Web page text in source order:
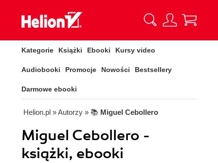
Kategorie Książki Ebooki Kursy video
Audiobooki Promocje Nowości Bestsellery
Darmowe ebooki
Helion.pl » Autorzy » 📚 Miguel Cebollero
Miguel Cebollero -
książki, ebooki